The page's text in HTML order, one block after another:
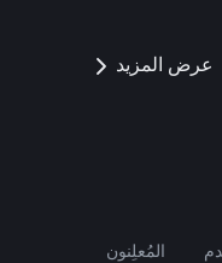
عرض المزيد
المُعلِنون